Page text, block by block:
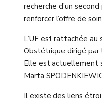
recherche d’un
renforcer l’offre de soin.
L’UF est rattachée au
Obstétrique dirigé par
Elle est actuellement
Marta
Il existe des liens